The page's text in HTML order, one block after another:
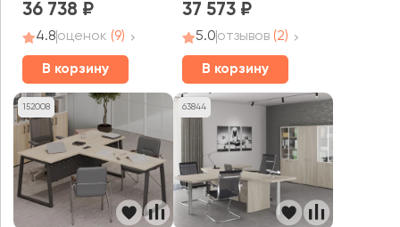
36 738
4.8оценок (9)
В корзину
37 573
5.0отзывов (2)
В корзину
152008 63844